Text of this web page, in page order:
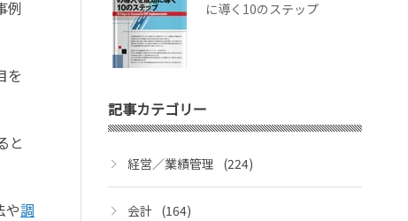
例
を
と
や調
に導く10のステップ
記事カテゴリー
経営／業績管理 (224)
会計 (164)